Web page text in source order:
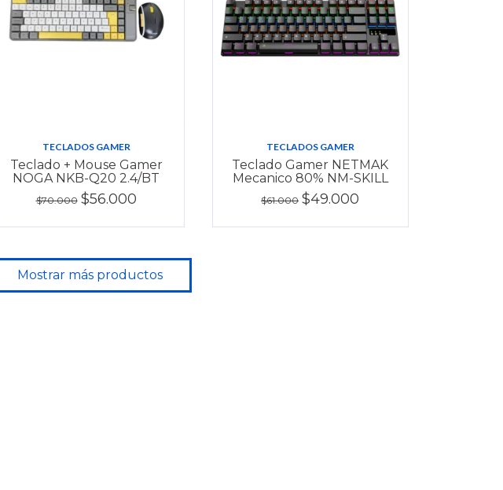
TECLADOS GAMER
Teclado + Mouse Gamer
NOGA NKB-Q20 2.4/BT
$70.000 $56.000
TECLADOS GAMER
Teclado Gamer NETMAK
Mecanico 80% NM-SKILL
$61.000 $49.000
Mostrar más productos